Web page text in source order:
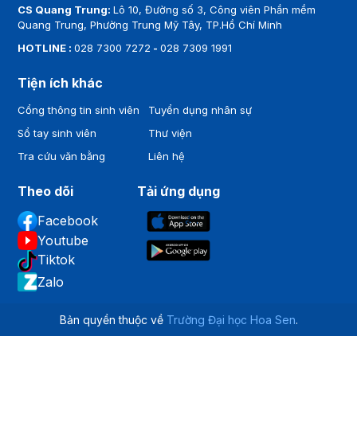
CS Quang Trung:Lô 10, Đường số 3, Công viên Phần mềm
Quang Trung, Phường Trung Mỹ Tây, TP.Hồ Chí Minh
HOTLINE :028 7300 7272 -028 7309 1991
Tiện ích khác
Cổng thông tin sinh viên
Sổ tay sinh viên
Tra cứu văn bằng
Tuyển dụng nhân sự
Thư viện
Liên hệ
Theo dõi
Facebook
Youtube
Tiktok
Zalo
Tải ứng dụng
Bản quyền thuộc về Trường Đại học Hoa Sen.